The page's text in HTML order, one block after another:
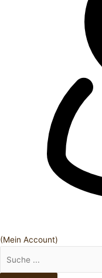
(Mein Account)